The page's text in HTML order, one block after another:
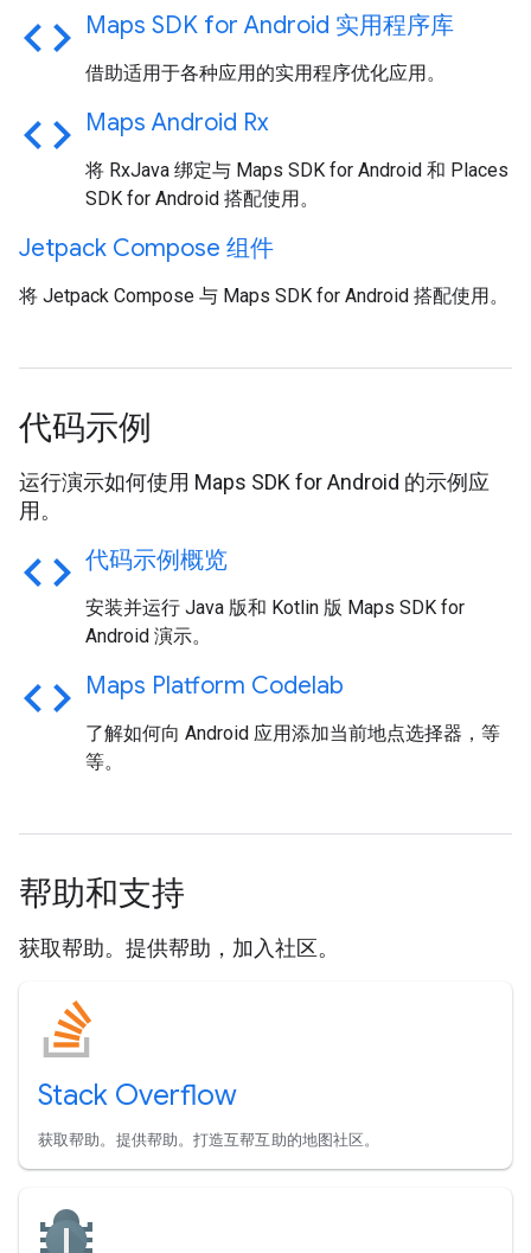
code Maps SDK for Android 实用程序库
借助适用于各种应用的实用程序优化应用。
code Maps Android Rx
将 RxJava 绑定与 Maps SDK for Android 和 Places
SDK for Android 搭配使用。
Jetpack Compose 组件
将 Jetpack Compose 与 Maps SDK for Android 搭配使用。
代码示例
运行演示如何使用 Maps SDK for Android 的示例应
用。
code 代码示例概览
安装并运行 Java 版和 Kotlin 版 Maps SDK for
Android 演示。
code Maps Platform Codelab
了解如何向 Android 应用添加当前地点选择器，等
等。
帮助和支持
获取帮助。提供帮助，加入社区。
Stack Overflow
获取帮助。提供帮助。打造互帮互助的地图社区。